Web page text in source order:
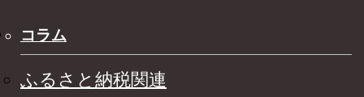
コラム
ふるさと納税関連